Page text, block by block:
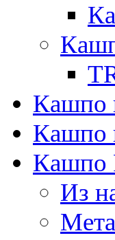
Кашпо
Кашпо
Кашпо
Из